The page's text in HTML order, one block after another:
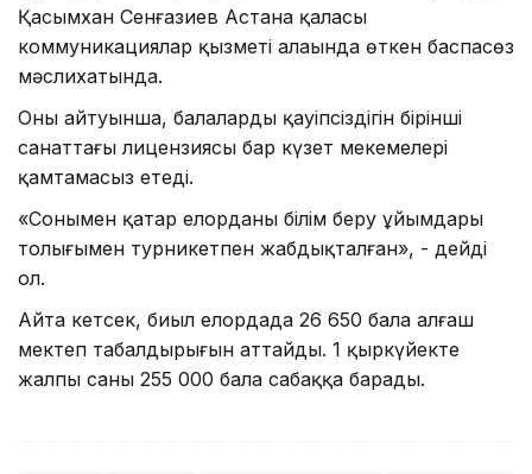
Қасымхан Сенғазиев Астана қаласы
коммуникациялар қызметі алаңында өткен баспасөз
мәслихатында.
Оның айтуынша, балалардың қауіпсіздігін бірінші
санаттағы лицензиясы бар күзет мекемелері
қамтамасыз етеді.
«Сонымен қатар елорданың білім беру ұйымдары
толығымен турникетпен жабдықталған», - дейді
ол.
Айта кетсек, биыл елордада 26 650 бала алғаш
мектеп табалдырығын аттайды. 1 қыркүйекте
жалпы саны 255 000 бала сабаққа барады.